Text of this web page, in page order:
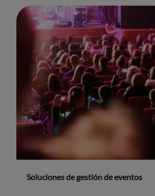
Soluciones de gestión de eventos